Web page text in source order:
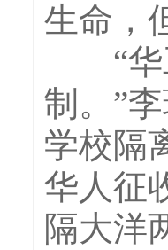
生命，
“华工
制。”
学校隔
华人征
隔大洋